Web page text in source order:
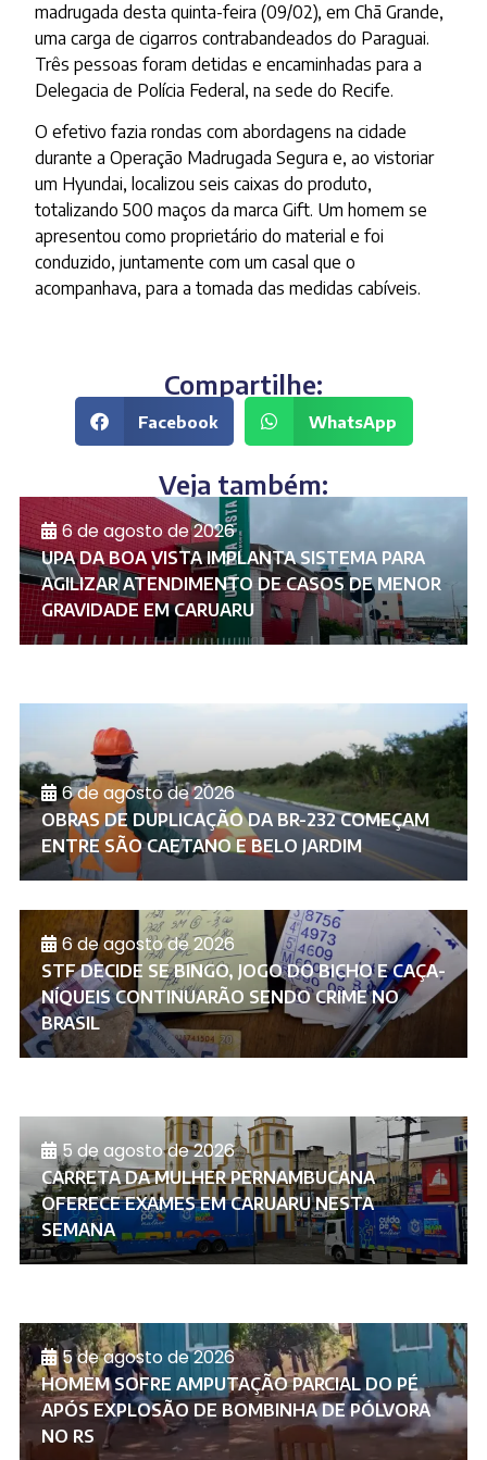
madrugada desta quinta-feira (09/02), em Chã Grande,
uma carga de cigarros contrabandeados do Paraguai.
Três pessoas foram detidas e encaminhadas para a
Delegacia de Polícia Federal, na sede do Recife.
O efetivo fazia rondas com abordagens na cidade
durante a Operação Madrugada Segura e, ao vistoriar
um Hyundai, localizou seis caixas do produto,
totalizando 500 maços da marca Gift. Um homem se
apresentou como proprietário do material e foi
conduzido, juntamente com um casal que o
acompanhava, para a tomada das medidas cabíveis.
Compartilhe:
Facebook WhatsApp
Veja também:
6 de agosto de 2026
UPA DA BOA VISTA IMPLANTA SISTEMA PARA
AGILIZAR ATENDIMENTO DE CASOS DE MENOR
GRAVIDADE EM CARUARU
6 de agosto de 2026
OBRAS DE DUPLICAÇÃO DA BR-232 COMEÇAM
ENTRE SÃO CAETANO E BELO JARDIM
6 de agosto de 2026
STF DECIDE SE BINGO, JOGO DO BICHO E CAÇA-
NÍQUEIS CONTINUARÃO SENDO CRIME NO
BRASIL
5 de agosto de 2026
CARRETA DA MULHER PERNAMBUCANA
OFERECE EXAMES EM CARUARU NESTA
SEMANA
5 de agosto de 2026
HOMEM SOFRE AMPUTAÇÃO PARCIAL DO PÉ
APÓS EXPLOSÃO DE BOMBINHA DE PÓLVORA
NO RS